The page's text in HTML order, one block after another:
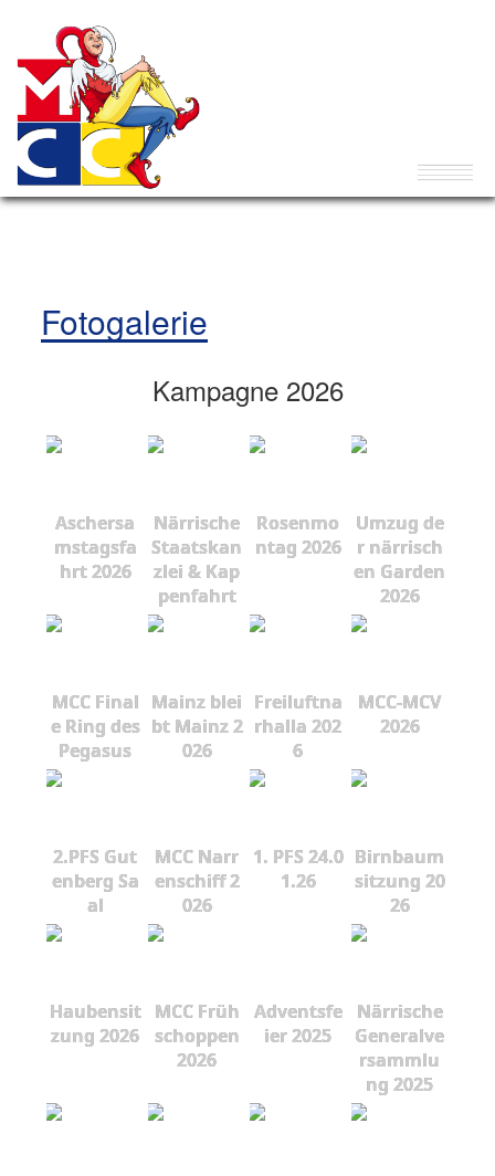
Fotogalerie
Kampagne 2026
Aschersa
mstagsfa
hrt 2026
Närrische
Staatskan
zlei & Kap
penfahrt
Rosenmo
ntag 2026
Umzug de
r närrisch
en Garden
2026
MCC Final
e Ring des
Pegasus
Mainz blei
bt Mainz 2
026
Freiluftna
rhalla 202
6
MCC-MCV
2026
2.PFS Gut
enberg Sa
al
MCC Narr
enschiff 2
026
1. PFS 24.0
1.26
Birnbaum
sitzung 20
26
Haubensit
zung 2026
MCC Früh
schoppen
2026
Adventsfe
ier 2025
Närrische
Generalve
rsammlu
ng 2025